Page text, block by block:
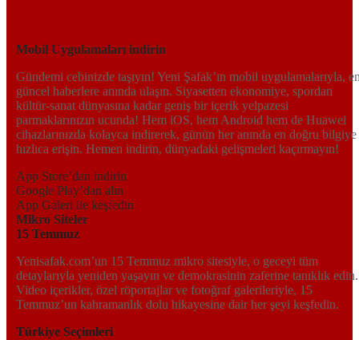
Mobil Uygulamaları indirin
Gündemi cebinizde taşıyın! Yeni Şafak’ın mobil uygulamalarıyla,
güncel haberlere anında ulaşın. Siyasetten ekonomiye, spordan
kültür-sanat dünyasına kadar geniş bir içerik yelpazesi
parmaklarınızın ucunda! Hem iOS, hem Android hem de Huawei
cihazlarınızda kolayca indirerek, günün her anında en doğru bilgiye
hızlıca erişin. Hemen indirin, dünyadaki gelişmeleri kaçırmayın!
App Store’dan indirin
Google Play’dan alın
App Galeri ile keşfedin
Mikro Siteler
15 Temmuz
Yenisafak.com’un 15 Temmuz mikro sitesiyle, o geceyi tüm
detaylarıyla yeniden yaşayın ve demokrasinin zaferine tanıklık edin.
Video içerikler, özel röportajlar ve fotoğraf galerileriyle, 15
Temmuz’un kahramanlık dolu hikayesine dair her şeyi keşfedin.
Türkiye Seçimleri